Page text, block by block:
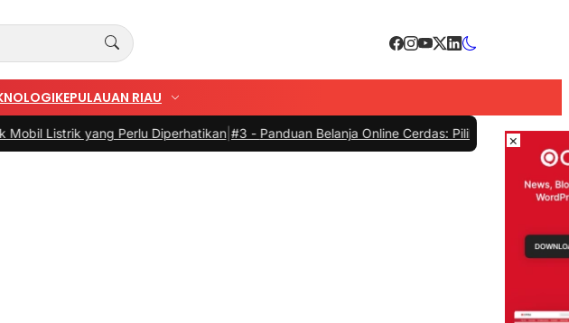
KEPULAUAN RIAU
yang Perlu Diperhatikan|#3 -Panduan Belanja Online Cerdas: Pilih Produk dengan Bijak dan
×